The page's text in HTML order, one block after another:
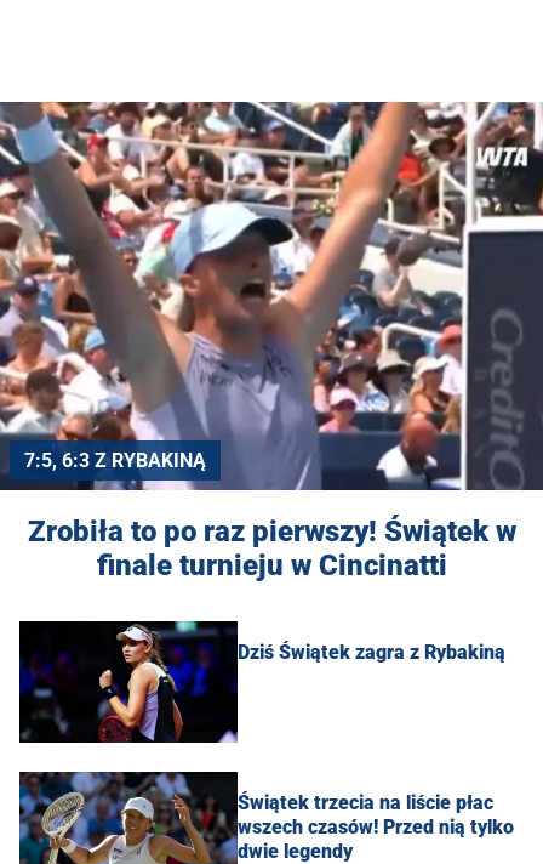
7:5, 6:3 Z RYBAKINĄ
Zrobiła to po raz pierwszy! Świątek w
finale turnieju w Cincinatti
Dziś Świątek zagra z Rybakiną
Świątek trzecia na liście płac
wszech czasów! Przed nią tylko
dwie legendy